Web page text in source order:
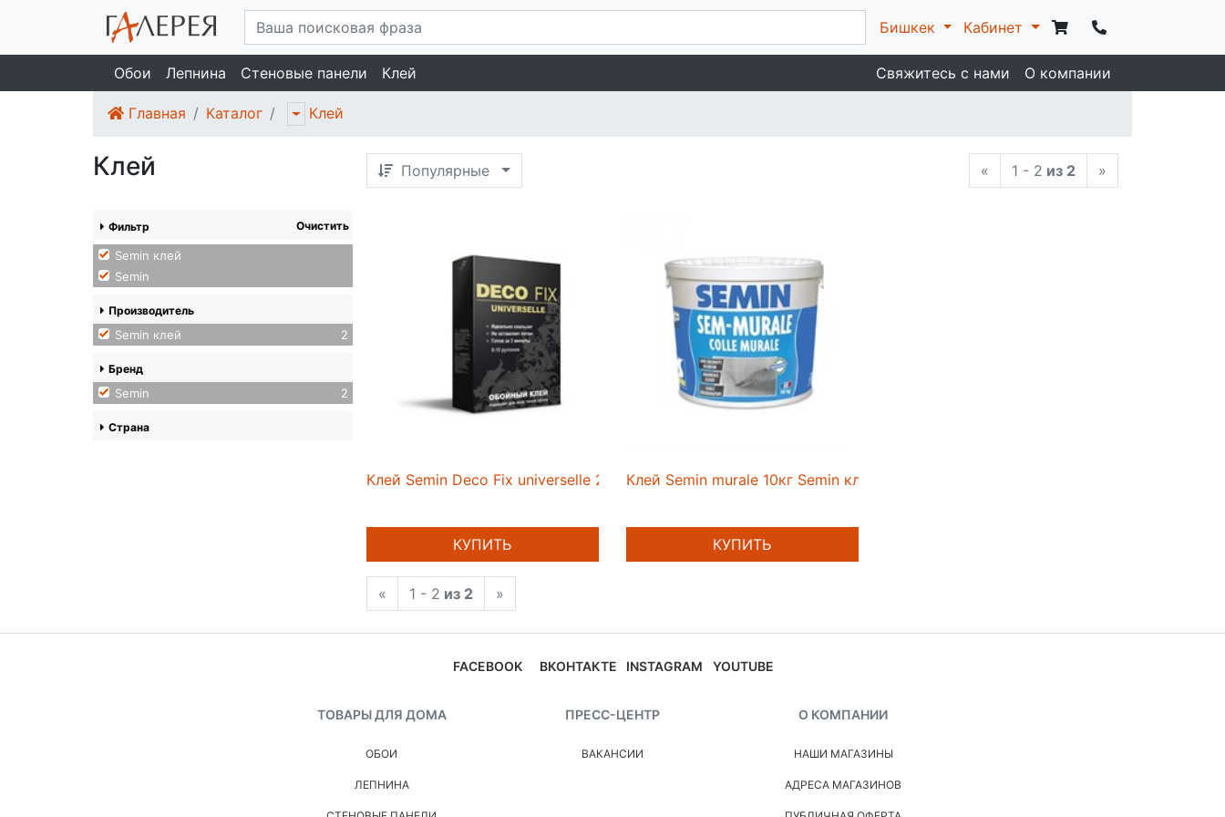
Бишкек Кабинет
Обои Лепнина Стеновые панели Клей Свяжитесь с нами О компании
Главная Каталог Клей
Клей Популярные « 1 - 2 из 2 »
Фильтр Очистить
Semin клей
Semin
Производитель
Semin клей 2
Бренд
Semin 2
Страна
Клей Semin Deco Fix universelle 250г
КУПИТЬ
Клей Semin murale 10кг Semin клей
КУПИТЬ
« 1 - 2 из 2 »
FACEBOOK ВКОНТАКТЕ INSTAGRAM YOUTUBE
ТОВАРЫ ДЛЯ ДОМА
ОБОИ
ЛЕПНИНА
ПРЕСС-ЦЕНТР
ВАКАНСИИ
О КОМПАНИИ
НАШИ МАГАЗИНЫ
АДРЕСА МАГАЗИНОВ